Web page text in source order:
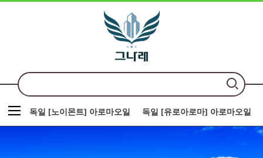
독일 [노이몬트] 아로마오일 독일 [유로아로마] 아로마오일